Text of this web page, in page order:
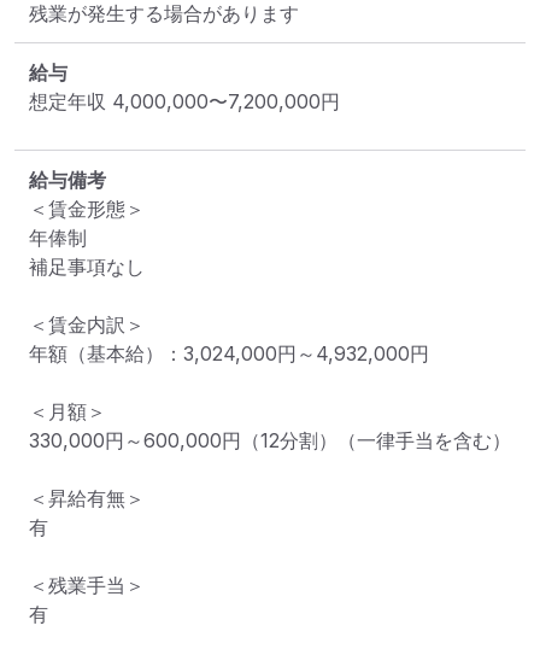
残業が発生する場合があります
給与
想定年収 4,000,000〜7,200,000円
給与備考
＜賃金形態＞
年俸制
補足事項なし
＜賃金内訳＞
年額（基本給）：3,024,000円～4,932,000円
＜月額＞
330,000円～600,000円（12分割）（一律手当を含む）
＜昇給有無＞
有
＜残業手当＞
有